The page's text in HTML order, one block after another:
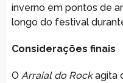
inverno em pontos de
longo do festival
Considerações finais
O Arraial do Rockagita